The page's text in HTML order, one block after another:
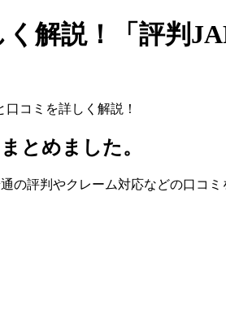
解説！「評判
コミを詳しく解説！
とめました。
の評判やクレーム対応などの口コミ